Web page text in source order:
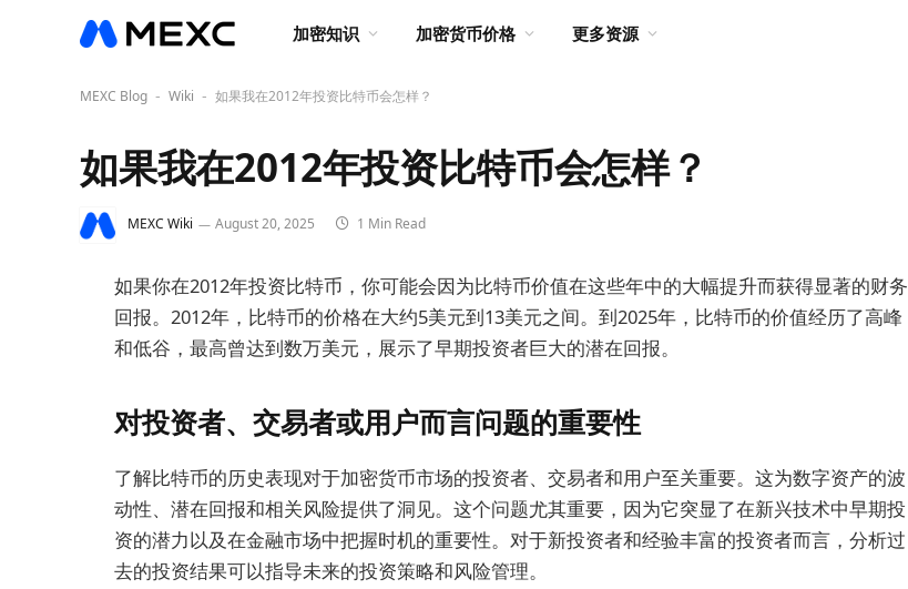
加密知识 加密货币价格 更多资源
MEXC Blog - Wiki - 如果我在2012年投资比特币会怎样？
如果我在2012年投资比特币会怎样？
MEXC Wiki August 20, 2025 1 Min Read
如果你在2012年投资比特币，你可能会因为比特币价值在这些年中的大幅提升而获得显著的财务
回报。2012年，比特币的价格在大约5美元到13美元之间。到2025年，比特币的价值经历了高峰
和低谷，最高曾达到数万美元，展示了早期投资者巨大的潜在回报。
对投资者、交易者或用户而言问题的重要性
了解比特币的历史表现对于加密货币市场的投资者、交易者和用户至关重要。这为数字资产的波
动性、潜在回报和相关风险提供了洞见。这个问题尤其重要，因为它突显了在新兴技术中早期投
资的潜力以及在金融市场中把握时机的重要性。对于新投资者和经验丰富的投资者而言，分析过
去的投资结果可以指导未来的投资策略和风险管理。